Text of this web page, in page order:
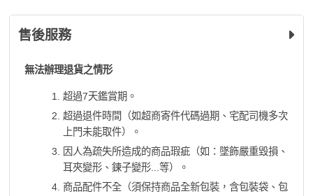
售後服務
無法辦理退貨之情形
超過7天鑑賞期。
超過退件時間（如超商寄件代碼過期、宅配司機多次
上門未能取件）。
因人為疏失所造成的商品瑕疵（如：墜飾嚴重毀損、
耳夾變形、鍊子變形...等）。
商品配件不全（須保持商品全新包裝，含包裝袋、包